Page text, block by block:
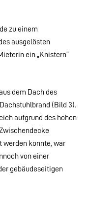
zu einem
ausgelösten
ein „Knistern“
dem Dach des
(Bild 3).
aufgrund des hohen
werden konnte, war
von einer
gebäudeseitigen